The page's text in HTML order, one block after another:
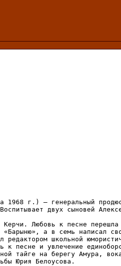
г.) – генеральный
двух сыновей
Любовь к песне
а в семь написал
школьной
песне и увлечение
тайге на берегу Амура,
Юрия Белоусова.